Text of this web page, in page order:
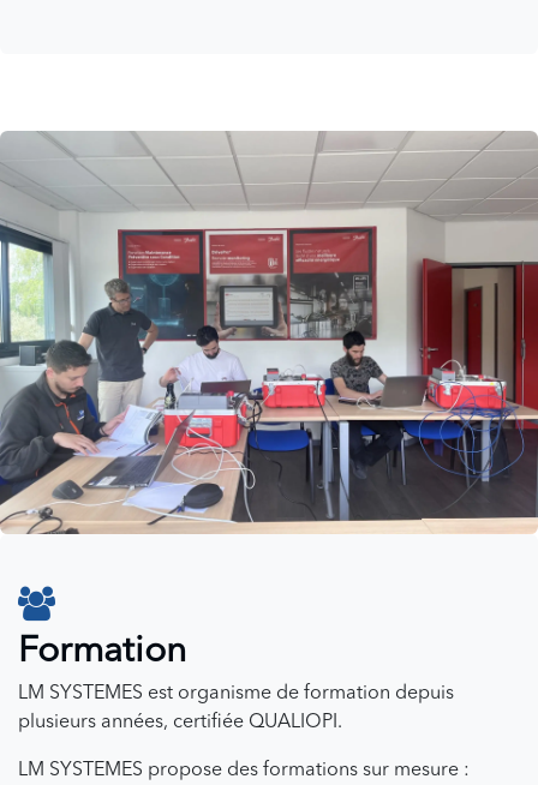
Formation
LM SYSTEMES est organisme de formation depuis
plusieurs années, certifiée QUALIOPI.
LM SYSTEMES propose des formations sur mesure :